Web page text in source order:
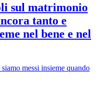
sul matrimonio
tanto e
nel bene e nel
messi insieme quando